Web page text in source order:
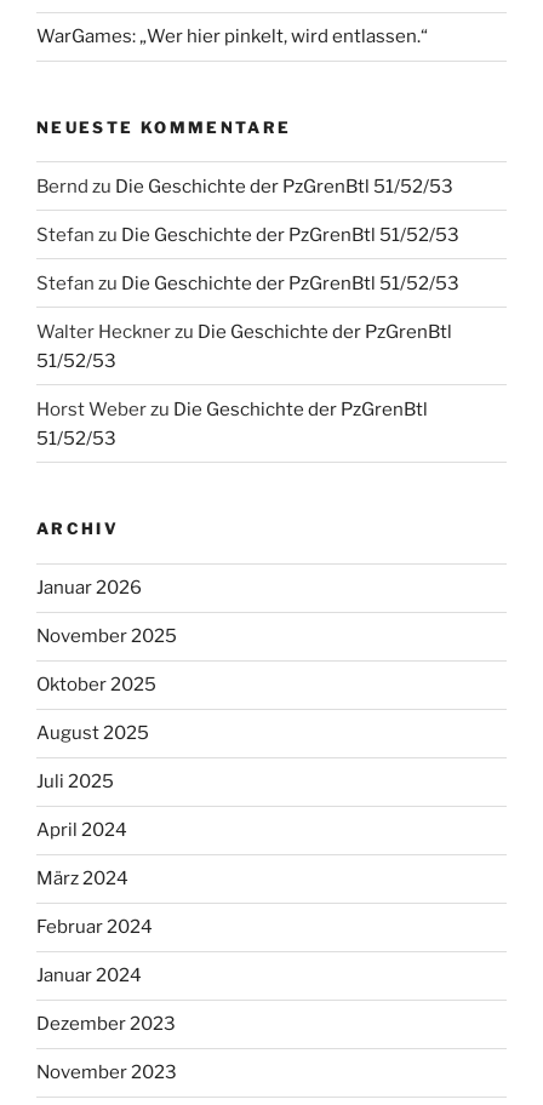
WarGames: „Wer hier pinkelt, wird entlassen.“
NEUESTE KOMMENTARE
Bernd zu Die Geschichte der PzGrenBtl 51/52/53
Stefan zu Die Geschichte der PzGrenBtl 51/52/53
Stefan zu Die Geschichte der PzGrenBtl 51/52/53
Walter Hecknerzu Die Geschichte der PzGrenBtl
51/52/53
Horst Weberzu Die Geschichte der PzGrenBtl
51/52/53
ARCHIV
Januar 2026
November 2025
Oktober 2025
August 2025
Juli 2025
April 2024
März 2024
Februar 2024
Januar 2024
Dezember 2023
November 2023